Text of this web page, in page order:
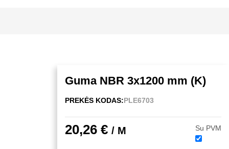
Guma NBR 3x1200 mm (K)
PREKĖS KODAS:PLE6703
20,26 € / M Su PVM